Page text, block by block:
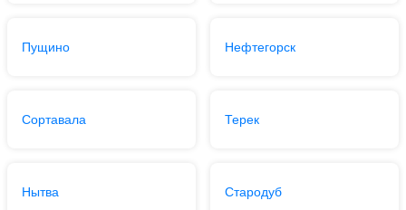
Пущино Нефтегорск
Сортавала Терек
Нытва Стародуб